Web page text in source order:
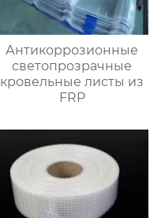
Антикоррозионные
светопрозрачные
кровельные листы из
FRP